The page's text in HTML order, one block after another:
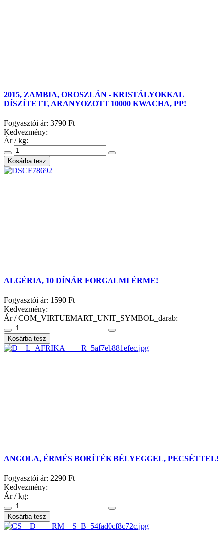
2015, ZAMBIA, OROSZLÁN - KRISTÁLYOKKAL
DÍSZÍTETT, ARANYOZOTT 10000 KWACHA, PP!
Fogyasztói ár: 3790 Ft
Kedvezmény:
Ár / kg:
ALGÉRIA, 10 DÍNÁR FORGALMI ÉRME!
Fogyasztói ár: 1590 Ft
Kedvezmény:
Ár / COM_VIRTUEMART_UNIT_SYMBOL_darab:
ANGOLA, ÉRMÉS BORÍTÉK BÉLYEGGEL, PECSÉTTEL!
Fogyasztói ár: 2290 Ft
Kedvezmény:
Ár / kg: